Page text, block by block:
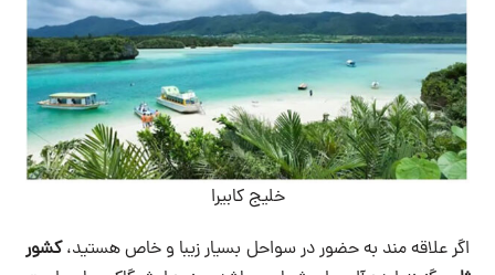
خلیج کابیرا
اگر علاقه مند به حضور در سواحل بسیار زیبا و خاص هستید،کشور